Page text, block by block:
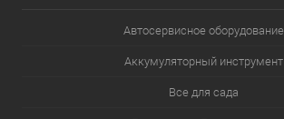
Автосервисное оборудование
Аккумуляторный инструмент
Все для сада